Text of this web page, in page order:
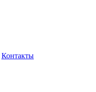
Контакты